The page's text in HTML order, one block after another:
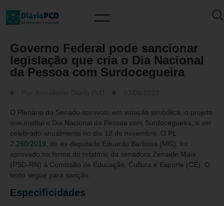
Governo Federal pode sancionar
legislação que cria o Dia Nacional
da Pessoa com Surdocegueira
O Plenário do Senado aprovou, em votação simbólica, o projeto
que institui o Dia Nacional da Pessoa com Surdocegueira, a ser
celebrado anualmente no dia 12 de novembro. O PL
2.260/2019 , do ex-deputado Eduardo Barbosa (MG), foi
aprovado na forma do relatório da senadora Zenaide Maia
(PSD-RN) à Comissão de Educação, Cultura e Esporte (CE). O
texto segue para sanção.
Especificidades